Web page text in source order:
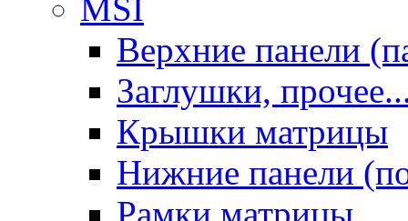
MSI
Верхние панели
Заглушки,
Крышки матрицы
Нижние панели
Рамки матрицы